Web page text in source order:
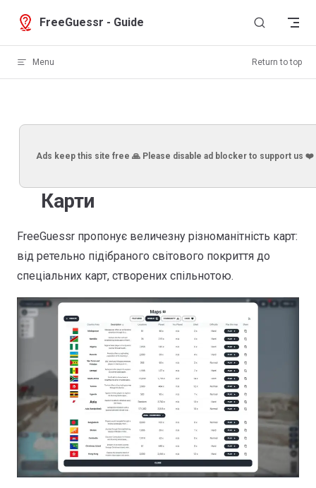
Skip to content
FreeGuessr - Guide
Menu Return to top
Ads keep this site free 🙏 Please disable ad blocker to support us ❤️
Карти
FreeGuessr пропонує величезну різноманітність карт:
від ретельно підібраного світового покриття до
спеціальних карт, створених спільнотою.